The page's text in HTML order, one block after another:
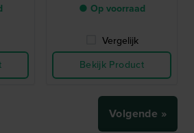
● Op voorraad
Vergelijk
Bekijk Product
Volgende »